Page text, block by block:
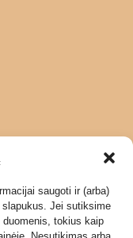
saugoti ir (arba)
Jei sutiksime
tokius kaip